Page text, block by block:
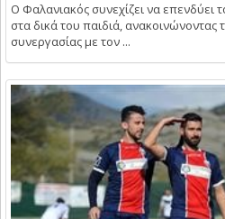
Ο Φαλανιακός συνεχίζει να επενδύει
στα δικά του παιδιά, ανακοινώνοντας
συνεργασίας με τον ...